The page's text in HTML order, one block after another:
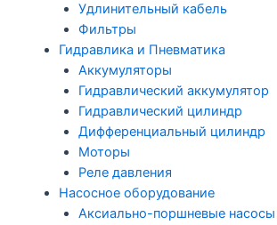
Удлинительный кабель
Фильтры
Гидравлика и Пневматика
Аккумуляторы
Гидравлический аккумулятор
Гидравлический цилиндр
Дифференциальный цилиндр
Моторы
Реле давления
Насосное оборудование
Аксиально-поршневые насосы